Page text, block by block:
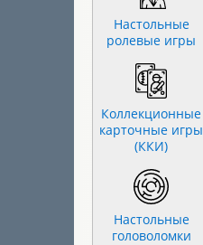
Настольные
ролевые игры
Коллекционные
карточные игры
(ККИ)
Настольные
головоломки